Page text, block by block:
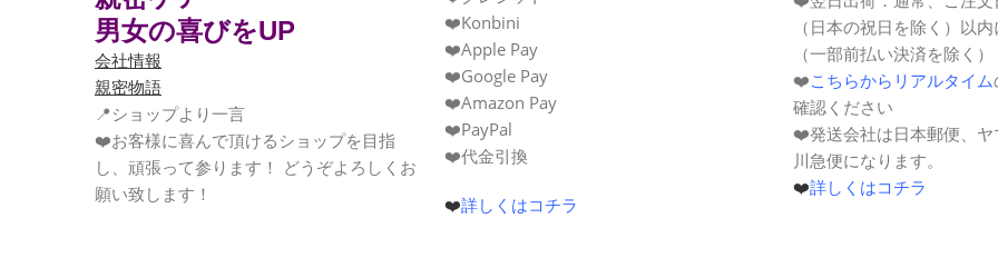
男女の喜びをUP
会社情報
親密物語
📍ショップより一言
❤️お客様に喜んで頂けるショップを目指
し、頑張って参ります！ どうぞよろしくお
願い致します！
❤️Konbini
❤️Apple Pay
❤️Google Pay
❤️Amazon Pay
❤️PayPal
❤️代金引換
❤️詳しくはコチラ
（日本の祝日を除く）以
（一部前払い決済を除く）
❤️こちらからリアルタイム
確認ください
❤️発送会社は日本郵便、ヤ
川急便になります。
❤️詳しくはコチラ